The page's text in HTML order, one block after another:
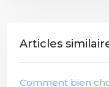
Articles
Comment bien